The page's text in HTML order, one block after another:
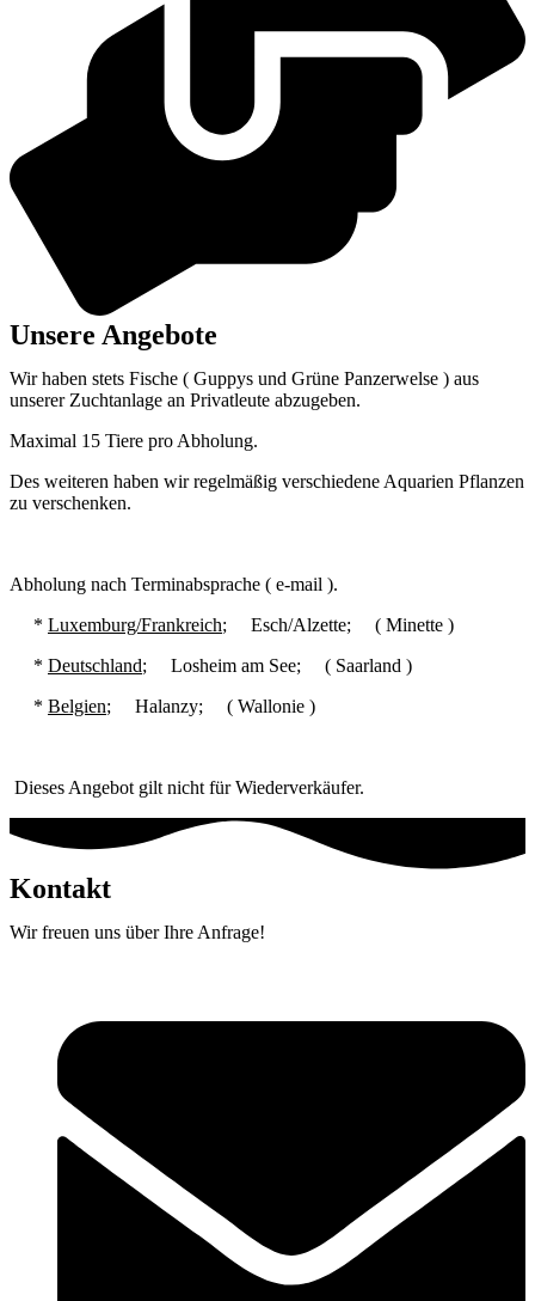
Unsere Angebote
Wir haben stets Fische ( Guppys und Grüne Panzerwelse ) aus
unserer Zuchtanlage an Privatleute abzugeben.
Maximal 15 Tiere pro Abholung.
Des weiteren haben wir regelmäßig verschiedene Aquarien Pflanzen
zu verschenken.
Abholung nach Terminabsprache ( e-mail ).
* Luxemburg/Frankreich; Esch/Alzette; ( Minette )
* Deutschland; Losheim am See; ( Saarland )
* Belgien; Halanzy; ( Wallonie )
Dieses Angebot gilt nicht für Wiederverkäufer.
Kontakt
Wir freuen uns über Ihre Anfrage!